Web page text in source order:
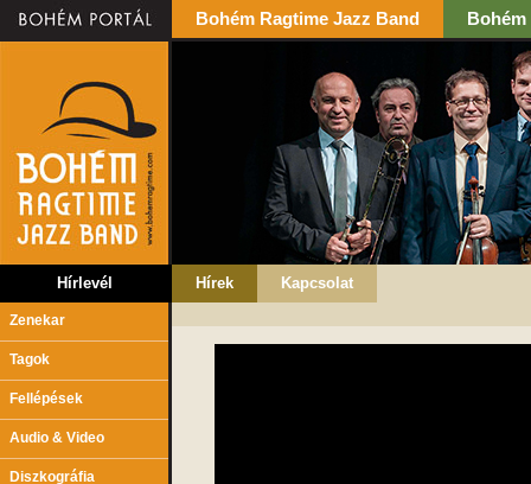
Bohém Ragtime Jazz Band Bohém
Hírlevél Hírek Kapcsolat
Zenekar
Tagok
Fellépések
Audio & Video
Diszkográfia